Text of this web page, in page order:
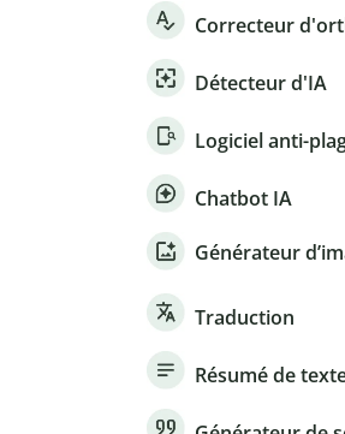
Correcteur
Détecteur d'IA
Logiciel anti-
Chatbot IA
Générateur
Traduction
Résumé de